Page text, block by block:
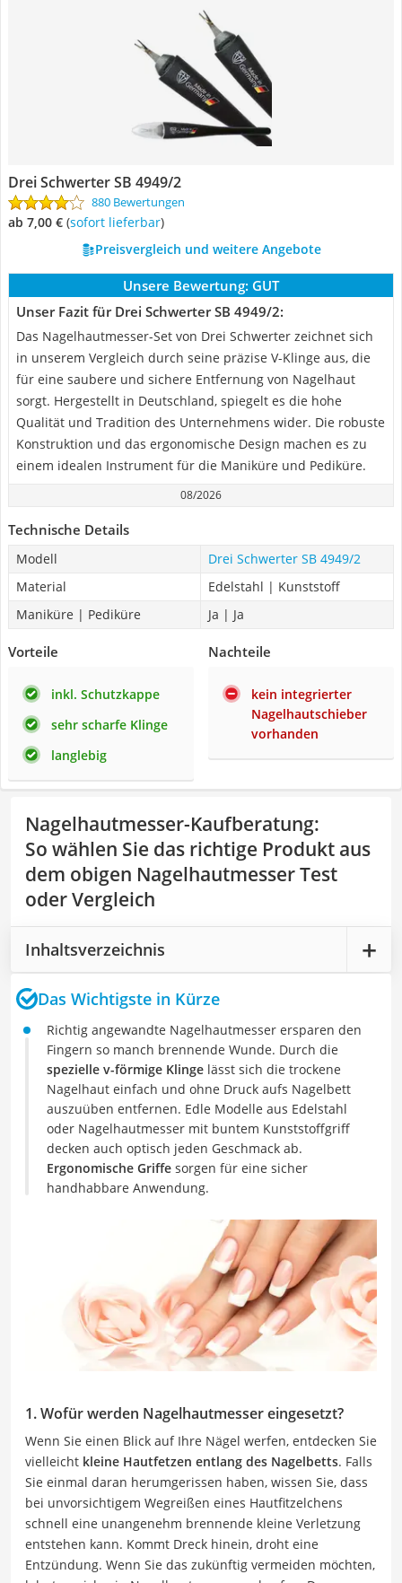
Drei Schwerter SB 4949/2
880 Bewertungen
ab 7,00 € ( Sofort lieferbar)
Preisvergleich und weitere Angebote
Unsere Bewertung: GUT
Unser Fazit für Drei Schwerter SB 4949/2:
Das Nagelhautmesser-Set von Drei Schwerter zeichnet sich
in unserem Vergleich durch seine präzise V-Klinge aus, die
für eine saubere und sichere Entfernung von Nagelhaut
sorgt. Hergestellt in Deutschland, spiegelt es die hohe
Qualität und Tradition des Unternehmens wider. Die robuste
Konstruktion und das ergonomische Design machen es zu
einem idealen Instrument für die Maniküre und Pediküre.
08/2026
Technische Details
Modell
Drei Schwerter SB 4949/2
Material
Edelstahl | Kunststoff
Maniküre | Pediküre
Ja | Ja
Vorteile
inkl. Schutzkappe
sehr scharfe Klinge
langlebig
Nachteile
kein integrierter
Nagelhautschieber
vorhanden
Nagelhautmesser-Kaufberatung:
So wählen Sie das richtige Produkt aus
dem obigen Nagelhautmesser Test
oder Vergleich
Inhaltsverzeichnis
Das Wichtigste in Kürze
Richtig angewandte Nagelhautmesser ersparen den
Fingern so manch brennende Wunde. Durch die
spezielle v-förmige Klinge lässt sich die trockene
Nagelhaut einfach und ohne Druck aufs Nagelbett
auszuüben entfernen. Edle Modelle aus Edelstahl
oder Nagelhautmesser mit buntem Kunststoffgriff
decken auch optisch jeden Geschmack ab.
Ergonomische Griffe sorgen für eine sicher
handhabbare Anwendung.
1. Wofür werden Nagelhautmesser eingesetzt?
Wenn Sie einen Blick auf Ihre Nägel werfen, entdecken Sie
vielleicht kleine Hautfetzen entlang des Nagelbetts. Falls
Sie einmal daran herumgerissen haben, wissen Sie, dass
bei unvorsichtigem Wegreißen eines Hautfitzelchens
schnell eine unangenehm brennende kleine Verletzung
entstehen kann. Kommt Dreck hinein, droht eine
Entzündung. Wenn Sie das zukünftig vermeiden möchten,